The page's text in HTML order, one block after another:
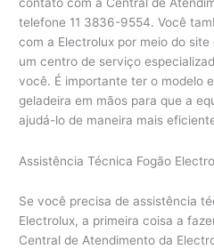
telefone 11 3836-9554. Você
com a Electrolux por meio do
um centro de serviço
você. É importante ter o modelo
geladeira em mãos para que a
ajudá-lo de maneira mais
Assistência Técnica Fogão
Se você precisa de assistência
Electrolux, a primeira coisa a
Central de Atendimento da